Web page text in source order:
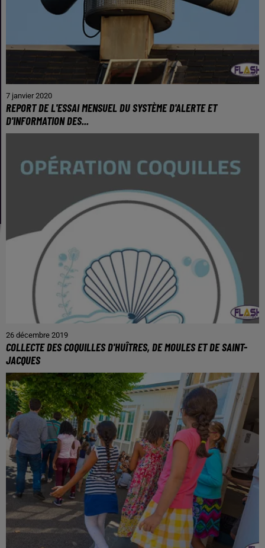
7 janvier 2020
REPORT DE L'ESSAI MENSUEL DU SYSTÈME D'ALERTE ET
D'INFORMATION DES...
26 décembre 2019
COLLECTE DES COQUILLES D'HUÎTRES, DE MOULES ET DE SAINT-
JACQUES